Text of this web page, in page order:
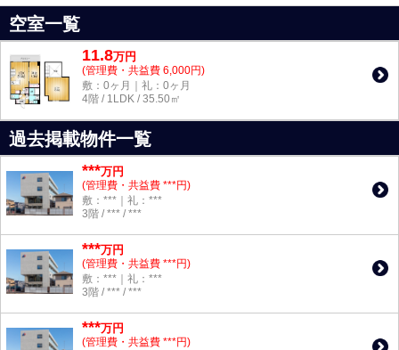
空室一覧
11.8万円
(管理費・共益費 6,000円)
敷：0ヶ月｜礼：0ヶ月
4階 / 1LDK / 35.50㎡
過去掲載物件一覧
***万円
(管理費・共益費 ***円)
敷：***｜礼：***
3階 / *** / ***
***万円
(管理費・共益費 ***円)
敷：***｜礼：***
3階 / *** / ***
***万円
(管理費・共益費 ***円)